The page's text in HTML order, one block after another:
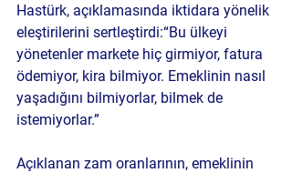
Hastürk, açıklamasında iktidara yönelik
eleştirilerini sertleştirdi:“Bu ülkeyi
yönetenler markete hiç girmiyor, fatura
ödemiyor, kira bilmiyor. Emeklinin nasıl
yaşadığını bilmiyorlar, bilmek de
istemiyorlar.”
Açıklanan zam oranlarının, emeklinin